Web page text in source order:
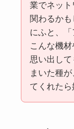
業でネッ
関わるか
にふと、「
こんな機
思い出して
まいた種
てくれたら